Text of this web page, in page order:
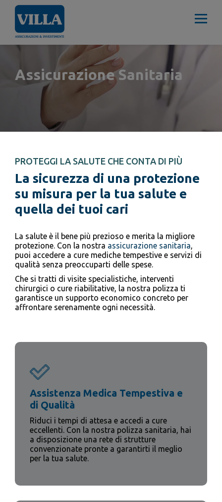
Assicurazione Sanitaria
PROTEGGI LA SALUTE CHE CONTA DI PIÙ
La sicurezza di una protezione
su misura per la tua salute e
quella dei tuoi cari
La salute è il bene più prezioso e merita la migliore
protezione. Con la nostra assicurazione sanitaria,
puoi accedere a cure mediche tempestive e servizi di
qualità senza preoccuparti delle spese.
Che si tratti di visite specialistiche, interventi
chirurgici o cure riabilitative, la nostra polizza ti
garantisce un supporto economico concreto per
affrontare serenamente ogni necessità.
Assistenza Medica Tempestiva e
di Qualità
Riduci i tempi di attesa e accedi a cure
eccellenti. Con la nostra polizza sanitaria, hai
a disposizione una rete di strutture
convenzionate pronte a garantirti il meglio
per la tua salute.